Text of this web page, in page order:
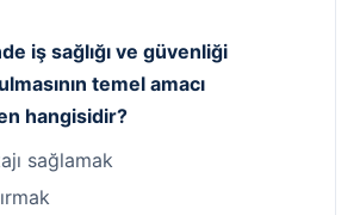
iş sağlığı ve güvenliği
temel amacı
hangisidir?
sağlamak